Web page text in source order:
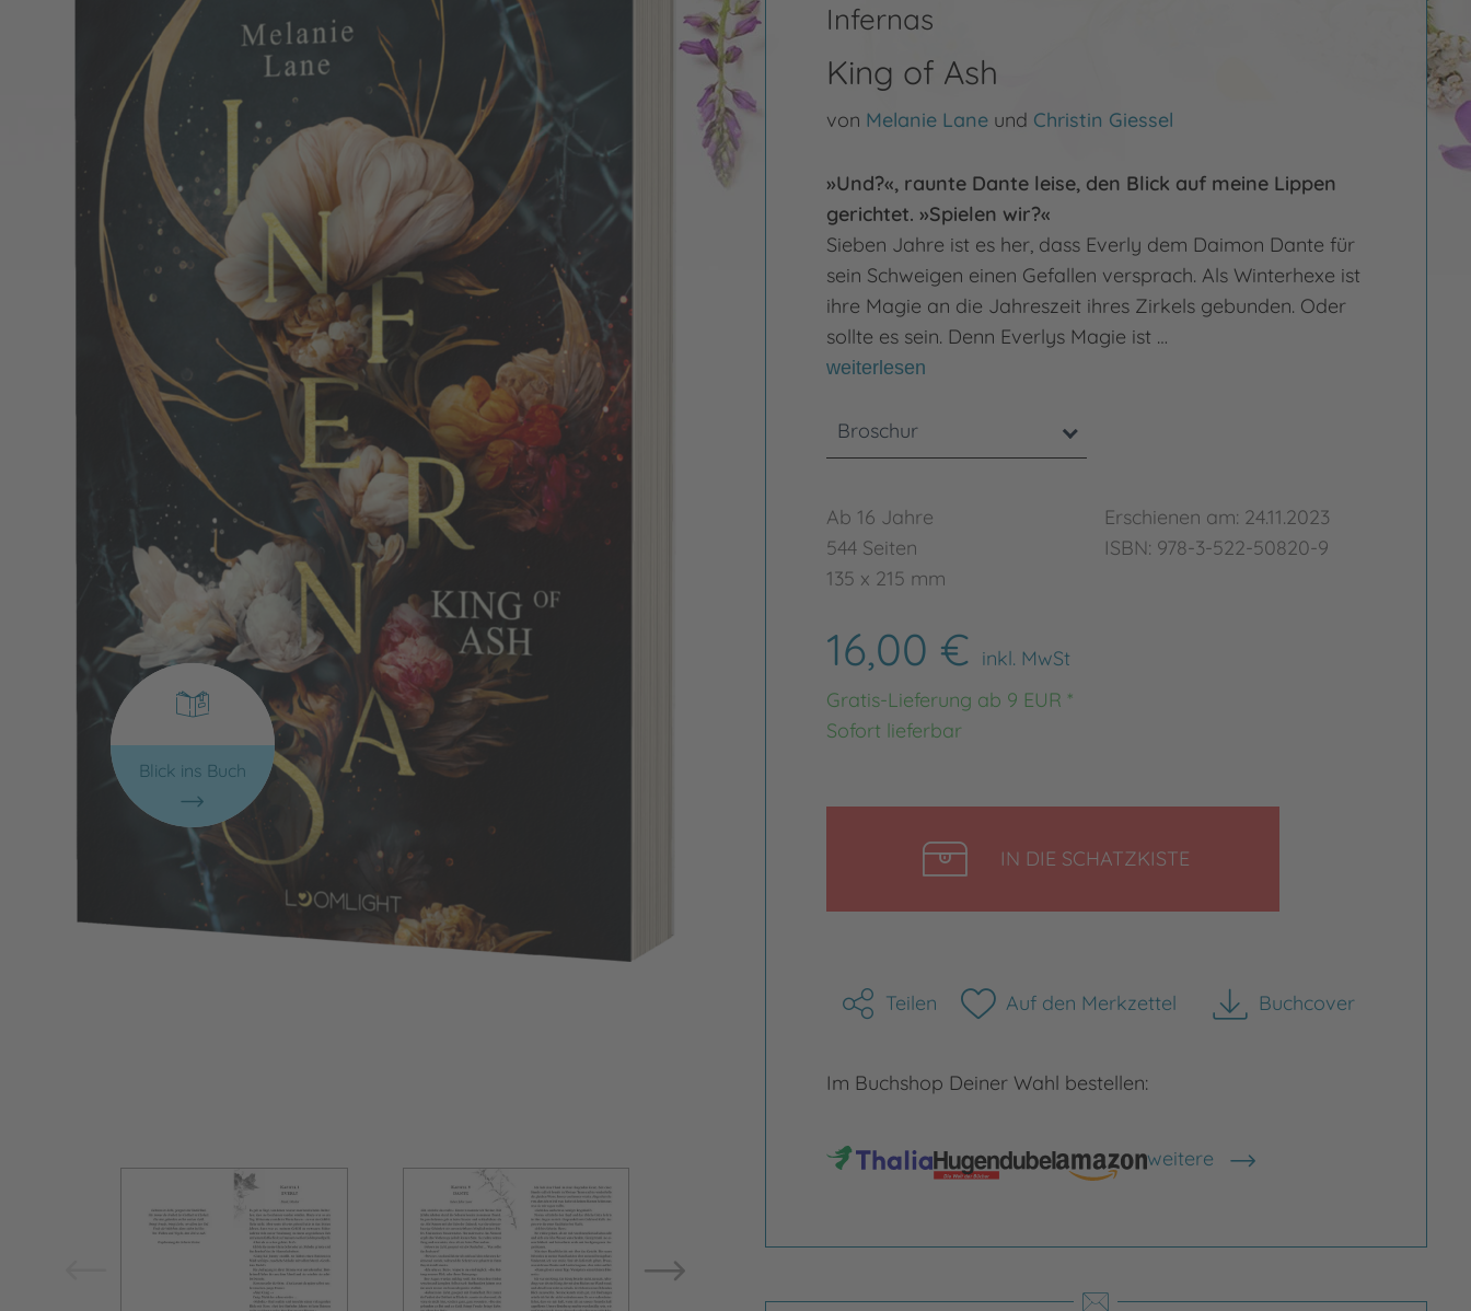
Blick ins Buch
Bild vergrößern Bild vergrößern
Infernas
King of Ash
von Melanie Laneund Christin Giessel
»Und?«, raunte Dante leise, den Blick auf meine Lippen
gerichtet. »Spielen wir?«
Sieben Jahre ist es her, dass Everly dem Daimon Dante für
sein Schweigen einen Gefallen versprach. Als Winterhexe ist
ihre Magie an die Jahreszeit ihres Zirkels gebunden. Oder
sollte es sein. Denn Everlys Magie ist …
weiterlesen
Broschur
Ab 16 Jahre
544 Seiten
135 x 215 mm
Erschienen am: 24.11.2023
ISBN: 978-3-522-50820-9
16,00 € inkl. MwSt
Gratis-Lieferung ab 9 EUR *
Sofort lieferbar
IN DIE SCHATZKISTE
Teilen Auf den Merkzettel Buchcover
herunterladen
Im Buchshop Deiner Wahl bestellen:
weitere
Shops anzeigen